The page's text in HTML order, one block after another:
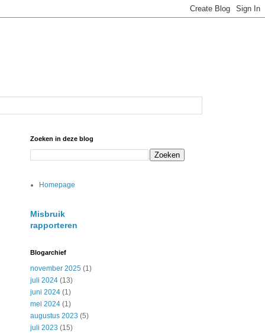
Zoeken in deze blog
Homepage
Misbruik
rapporteren
Blogarchief
november 2025(1)
juli 2024(13)
juni 2024(1)
mei 2024(1)
augustus 2023 (5)
juli 2023 (15)